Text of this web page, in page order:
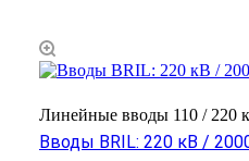
Линейные вводы 110 / 220
Вводы BRIL: 220 кВ /